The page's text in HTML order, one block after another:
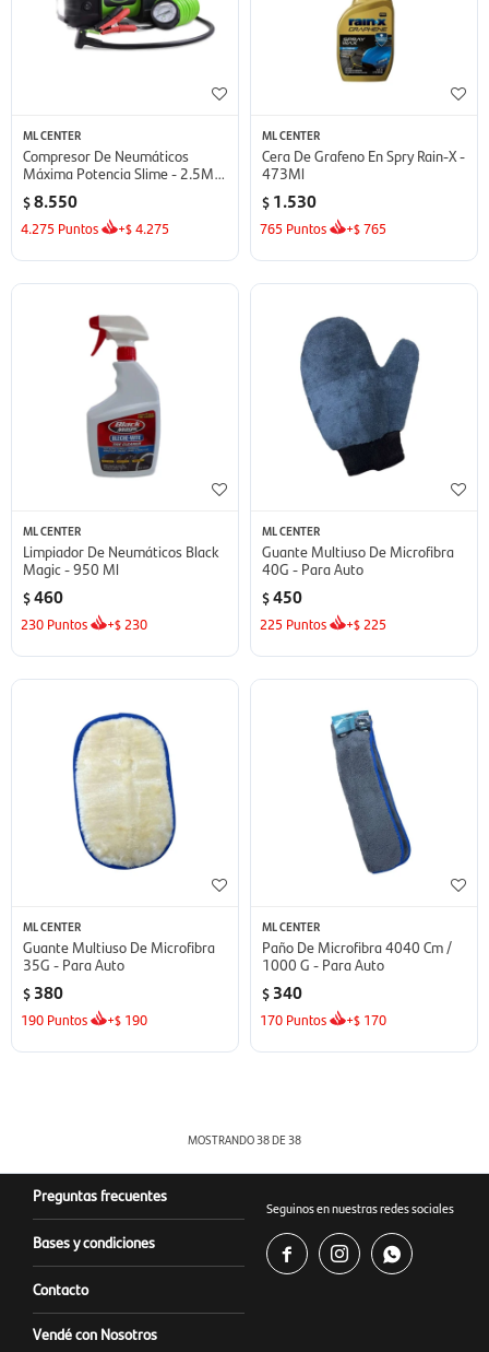
ML CENTER
Compresor De Neumáticos
Máxima Potencia Slime - 2.5Mt
$8.550
4.275 Puntos +$4.275
ML CENTER
Cera De Grafeno En Spry Rain-X -
473Ml
$ 1.530
765 Puntos +$765
ML CENTER
Limpiador De Neumáticos Black
Magic - 950 Ml
$460
230 Puntos +$ 230
ML CENTER
Guante Multiuso De Microfibra
40G - Para Auto
$450
225 Puntos +$ 225
ML CENTER
Guante Multiuso De Microfibra
35G - Para Auto
$ 380
190 Puntos +$ 190
ML CENTER
Paño De Microfibra 4040 Cm /
1000 G - Para Auto
$ 340
170 Puntos +$ 170
MOSTRANDO 38DE 38
Preguntas frecuentes
Bases y condiciones
Contacto
Vendé con Nosotros
Seguinos en nuestras redes sociales
  